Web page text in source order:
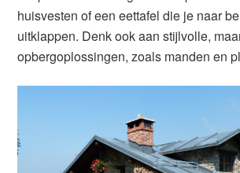
huisvesten of een eettafel die je naar
uitklappen. Denk ook aan stijlvolle,
opbergoplossingen, zoals manden en